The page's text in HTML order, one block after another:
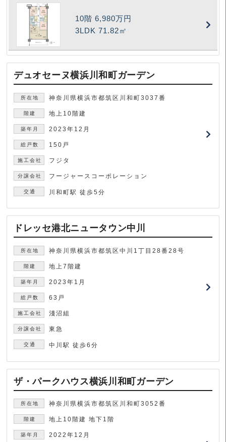
10階 6,980万円
3LDK 71.82㎡
デュオセーヌ横浜川和町ガーデン
神奈川県横浜市都筑区川和町3037番
地上10階建
2023年12月
150戸
フジタ
フージャースコーポレーション
川和町駅 徒歩5分
ドレッセ港北ニュータウン中川
神奈川県横浜市都筑区中川1丁目28番28号
地上7階建
2023年1月
63戸
淺沼組
東急
中川駅 徒歩6分
ザ・パークハウス横浜川和町ガーデン
神奈川県横浜市都筑区川和町3052番
地上10階建 地下1階
2022年12月